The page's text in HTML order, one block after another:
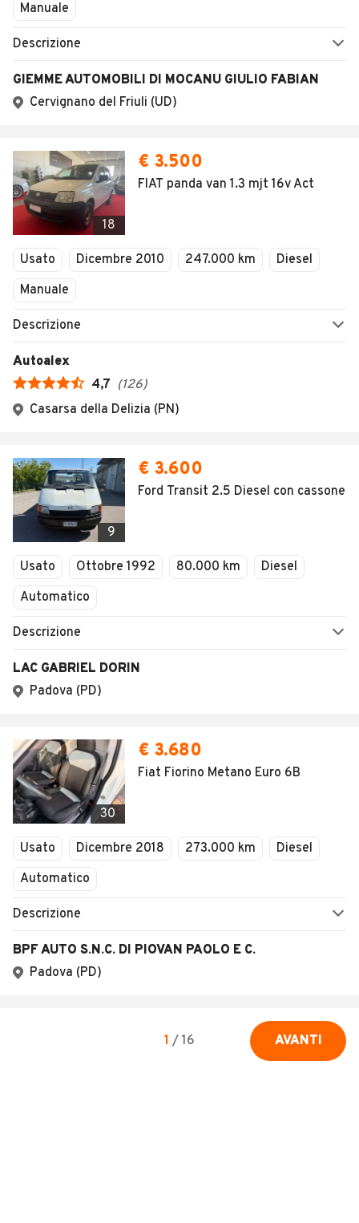
Manuale
Descrizione
GIEMME AUTOMOBILI DI MOCANU GIULIO FABIAN
Cervignano del Friuli (UD)
18
€ 3.500
FIAT panda van 1.3 mjt 16v Act
Usato Dicembre 2010 247.000 km
Diesel
Manuale
Descrizione
Autoalex
4,7 (126)
Casarsa della Delizia (PN)
9
€ 3.600
Ford Transit 2.5 Diesel con cassone
Usato Ottobre 1992 80.000 km
Diesel
Automatico
Descrizione
LAC GABRIEL DORIN
Padova (PD)
30
€ 3.680
Fiat Fiorino Metano Euro 6B
Usato Dicembre 2018 273.000 km
Diesel
Automatico
Descrizione
BPF AUTO S.N.C. DI PIOVAN PAOLO E C.
Padova (PD)
1 / 16 AVANTI